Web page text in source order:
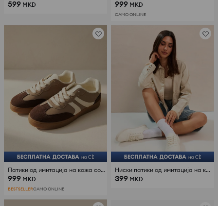
599 MKD 999 MKD
САМО ONLINE
Патики од имитација на кожа со контрастни панели
999 MKD
BESTSELLERСАМО ONLINE
Ниски патики од имитација на кожа
399 MKD